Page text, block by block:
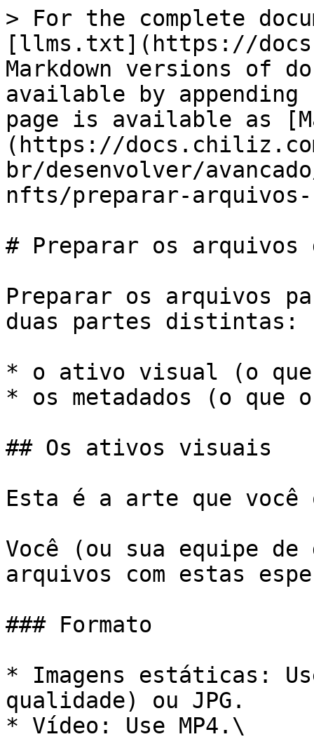
> For the complete
[llms.txt](https://
Markdown versions of
available by
page is available as
(https://
br/desenvolver/
nfts/preparar-
# Preparar os arquivos
Preparar os arquivos
duas partes distintas:
* o ativo visual (o
* os metadados (o que
## Os ativos visuais
Esta é a arte que você
Você (ou sua equipe
arquivos com estas
### Formato
* Imagens estáticas:
qualidade) ou JPG.
* Vídeo: Use MP4.\